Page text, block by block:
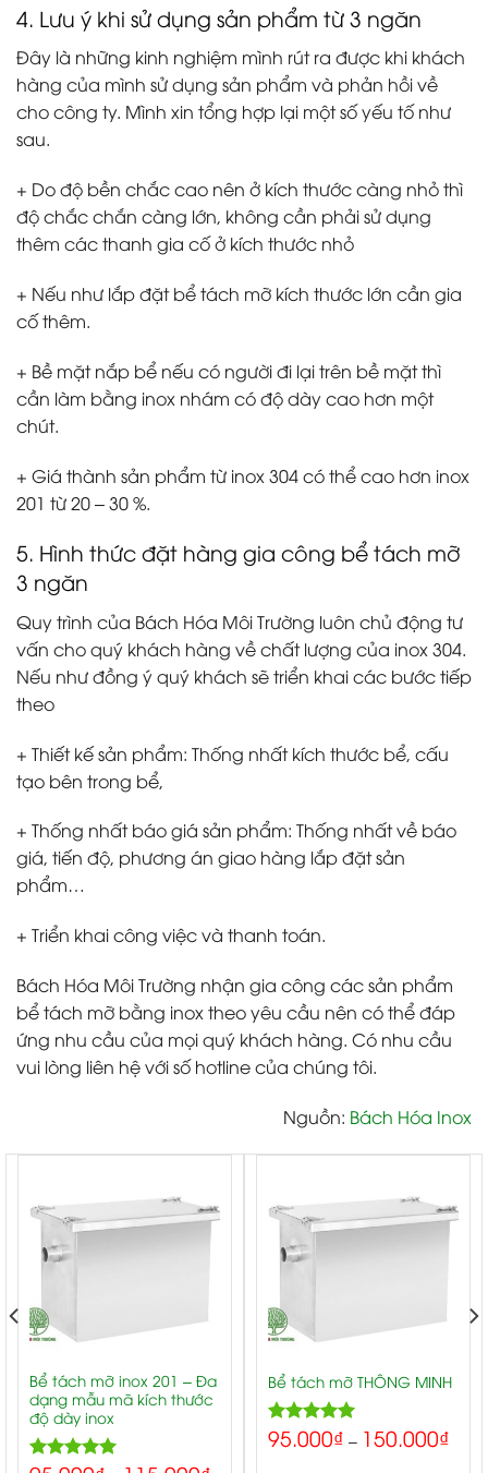
4. Lưu ý khi sử dụng sản phẩm từ 3 ngăn
Đây là những kinh nghiệm mình rút ra được khi khách
hàng của mình sử dụng sản phẩm và phản hồi về
cho công ty. Mình xin tổng hợp lại một số yếu tố như
sau.
+ Do độ bền chắc cao nên ở kích thước càng nhỏ thì
độ chắc chắn càng lớn, không cần phải sử dụng
thêm các thanh gia cố ở kích thước nhỏ
+ Nếu như lắp đặt bể tách mỡ kích thước lớn cần gia
cố thêm.
+ Bề mặt nắp bể nếu có người đi lại trên bề mặt thì
cần làm bằng inox nhám có độ dày cao hơn một
chút.
+ Giá thành sản phẩm từ inox 304 có thể cao hơn inox
201 từ 20 – 30 %.
5. Hình thức đặt hàng gia công bể tách mỡ
3 ngăn
Quy trình của Bách Hóa Môi Trường luôn chủ động tư
vấn cho quý khách hàng về chất lượng của inox 304.
Nếu như đồng ý quý khách sẽ triển khai các bước tiếp
theo
+ Thiết kế sản phẩm: Thống nhất kích thước bể, cấu
tạo bên trong bể,
+ Thống nhất báo giá sản phẩm: Thống nhất về báo
giá, tiến độ, phương án giao hàng lắp đặt sản
phẩm…
+ Triển khai công việc và thanh toán.
Bách Hóa Môi Trường nhận gia công các sản phẩm
bể tách mỡ bằng inox theo yêu cầu nên có thể đáp
ứng nhu cầu của mọi quý khách hàng. Có nhu cầu
vui lòng liên hệ với số hotline của chúng tôi.
Nguồn: Bách Hóa Inox
Bể tách mỡ inox 201 – Đa
dạng mẫu mã kích thước
độ dày inox
Bể tách mỡ THÔNG MINH
Rated5.00
out of 5
95.000₫ – 150.000₫